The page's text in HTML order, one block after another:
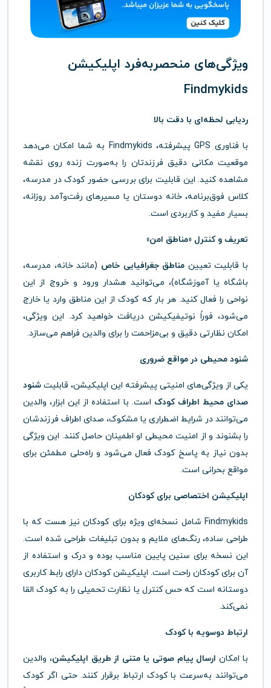
ویژگی‌های منحصربه‌فرد اپلیکیشن
Findmykids
ردیابی لحظه‌ای با دقت بالا
با فناوری GPS پیشرفته، Findmykids به شما امکان می‌دهد
موقعیت مکانی دقیق فرزندتان را به‌صورت زنده روی نقشه
مشاهده کنید. این قابلیت برای بررسی حضور کودک در مدرسه،
کلاس فوق‌برنامه، خانه دوستان یا مسیرهای رفت‌وآمد روزانه،
بسیار مفید و کاربردی است.
تعریف و کنترل «مناطق امن»
با قابلیت تعیین مناطق جغرافیایی خاص (مانند خانه، مدرسه،
باشگاه یا آموزشگاه)، می‌توانید هشدار ورود و خروج از این
نواحی را فعال کنید. هر بار که کودک از این مناطق وارد یا خارج
می‌شود، فوراً نوتیفیکیشن دریافت خواهید کرد. این ویژگی،
امکان نظارتی دقیق و بی‌مزاحمت را برای والدین فراهم می‌سازد.
شنود محیطی در مواقع ضروری
یکی از ویژگی‌های امنیتی پیشرفته این اپلیکیشن، قابلیت شنود
صدای محیط اطراف کودک است. با استفاده از این ابزار، والدین
می‌توانند در شرایط اضطراری یا مشکوک، صدای اطراف فرزندشان
را بشنوند و از امنیت محیطی او اطمینان حاصل کنند. این ویژگی
بدون نیاز به پاسخ کودک فعال می‌شود و راه‌حلی مطمئن برای
مواقع بحرانی است.
اپلیکیشن اختصاصی برای کودکان
Findmykids شامل نسخه‌ای ویژه برای کودکان نیز هست که با
طراحی ساده، رنگ‌های ملایم و بدون تبلیغات طراحی شده است.
این نسخه برای سنین پایین مناسب بوده و درک و استفاده از
آن برای کودکان راحت است. اپلیکیشن کودکان دارای رابط کاربری
دوستانه است که حس کنترل یا نظارت تحمیلی را به کودک القا
نمی‌کند.
ارتباط دوسویه با کودک
با امکان ارسال پیام صوتی یا متنی از طریق اپلیکیشن، والدین
می‌توانند به‌سرعت با کودک ارتباط برقرار کنند. حتی اگر کودک